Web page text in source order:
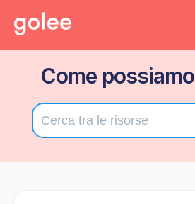
Torna al
Come